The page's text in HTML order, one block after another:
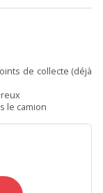
de collecte (déjà
le camion